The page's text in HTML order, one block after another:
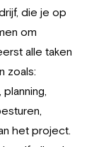
die je op
om
alle taken
zoals:
het project.